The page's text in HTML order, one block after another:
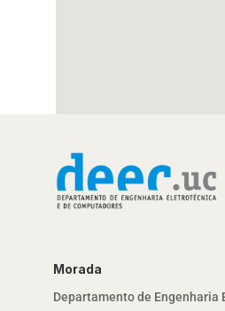
Morada
Departamento de Engenharia